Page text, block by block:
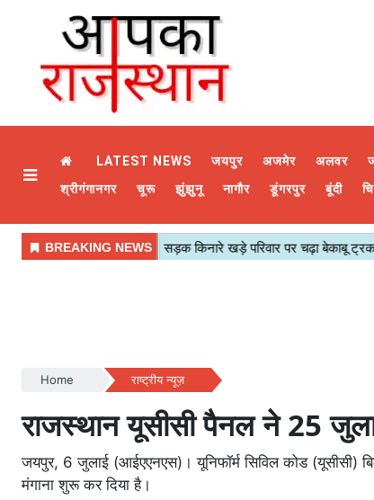
LATEST NEWS जयपुर अजमेर अलवर
श्रीगंगानगर
चूरू झुंझुनू नागौर डूंगरपुर बूंदी
Home राष्ट्रीय न्यूज़
राजस्थान यूसीसी पैनल ने 25
जयपुर, 6 जुलाई (आईएएनएस)। यूनिफॉर्म सिविल कोड (यूसीसी)
मंगाना शुरू कर दिया है।